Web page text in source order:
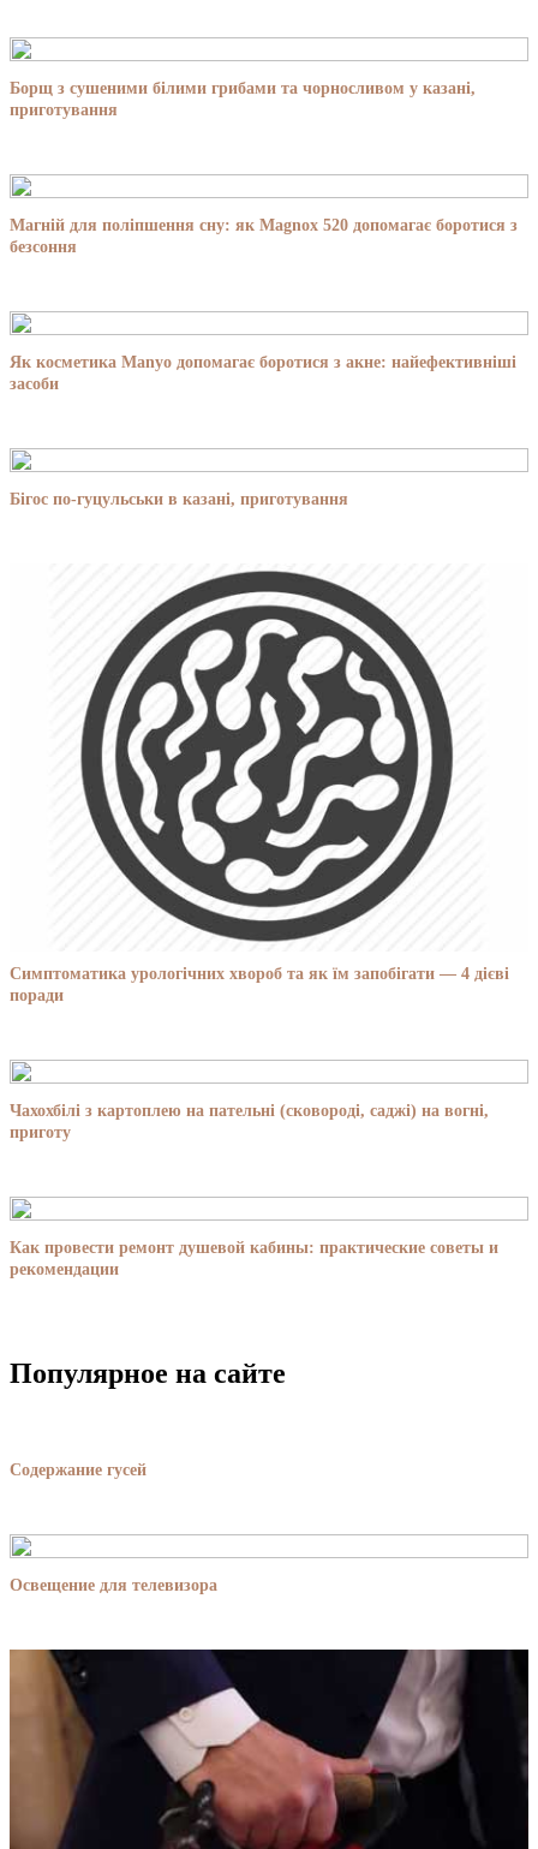
Борщ з сушеними білими грибами та чорносливом у казані,
приготування
Магній для поліпшення сну: як Magnox 520 допомагає боротися з
безсоння
Як косметика Manyo допомагає боротися з акне: найефективніші
засоби
Бігос по-гуцульськи в казані, приготування
Симптоматика урологічних хвороб та як їм запобігати — 4 дієві
поради
Чахохбілі з картоплею на пательні (сковороді, саджі) на вогні,
приготу
Как провести ремонт душевой кабины: практические советы и
рекомендации
Популярное на сайте
Содержание гусей
Освещение для телевизора